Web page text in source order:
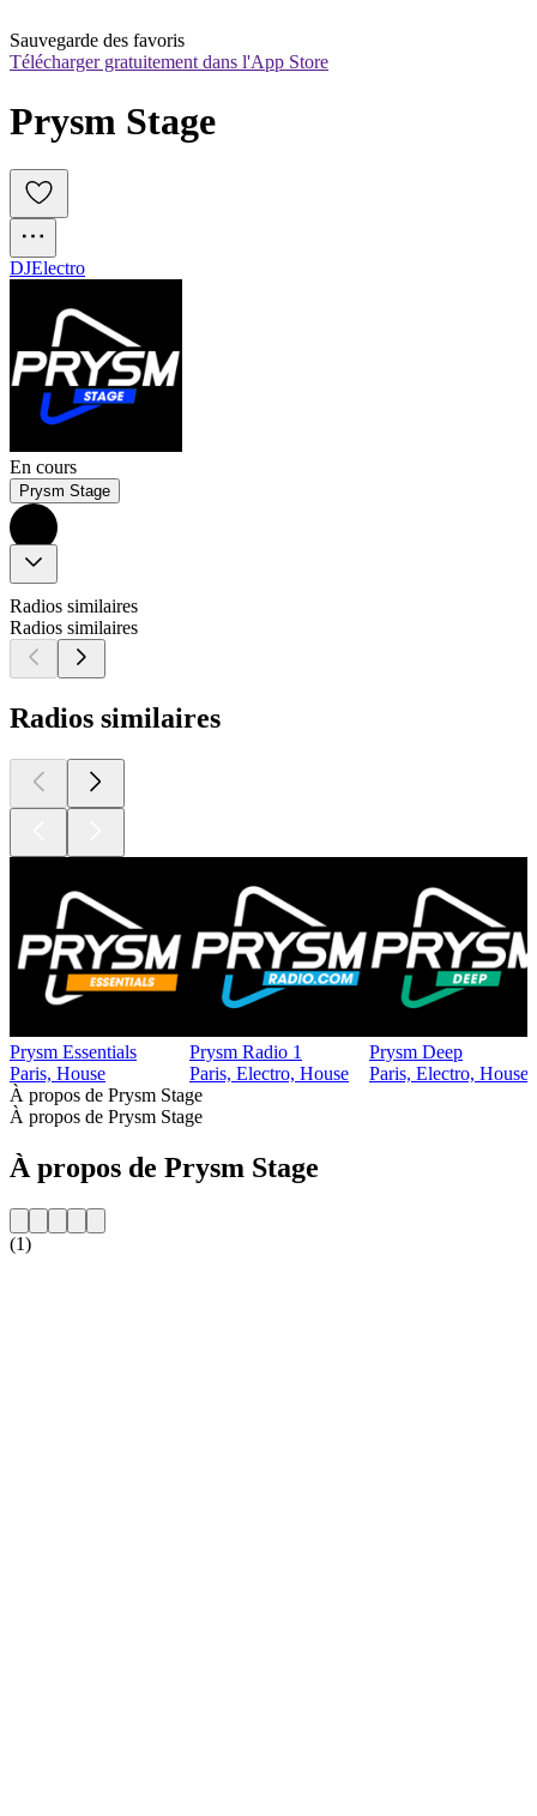
Sauvegarde des favoris
Télécharger gratuitement dans l'App Store
Prysm Stage
DJElectro
En cours
Prysm Stage
Radios similaires
Radios similaires
Radios similaires
Prysm Essentials
Paris, House
Prysm Radio 1
Paris, Electro, House
Prysm Deep
Paris, Electro, House
À propos de Prysm Stage
À propos de Prysm Stage
À propos de Prysm Stage
(1)